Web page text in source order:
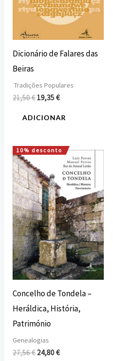
Dicionário de Falares das
Beiras
Tradições Populares
21,50€ 19,35€
ADICIONAR
10% desconto
Concelho de Tondela –
Heráldica, História,
Património
Genealogias
27,56€
O
original
era:
27,56 €.
24,80€
O
preço
atual
é:
24,80 €.